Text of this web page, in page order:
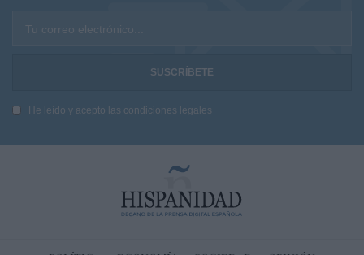
Tu correo electrónico...
He leído y acepto las condiciones legales